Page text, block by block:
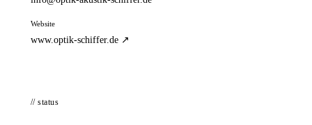
Website
www.optik-schiffer.de ↗
// status